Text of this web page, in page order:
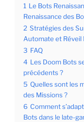
1 Le Bots
Renaissance des
2 Stratégies des
Automate et Réveil
3 FAQ
4 Les Doom Bots
précédents ?
5 Quelles sont les
des Missions ?
6 Comment
Bots dans le late-